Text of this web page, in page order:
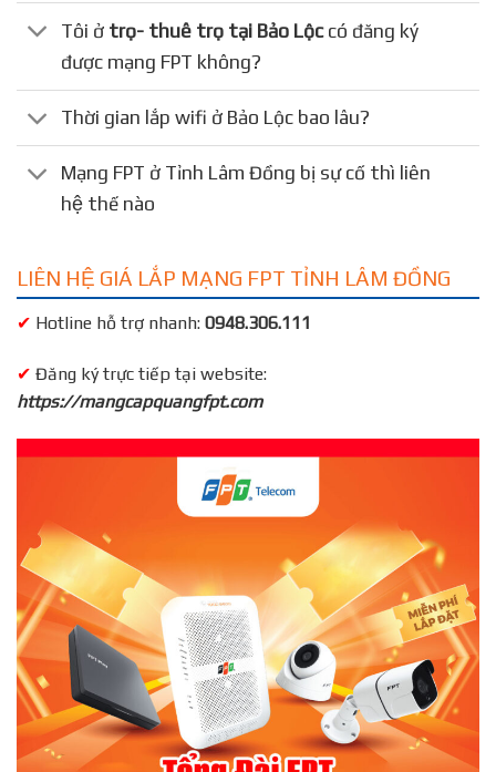
Tôi ở trọ- thuê trọ tại Bảo Lộccó đăng ký
được mạng FPT không?
Thời gian lắp wifi ở Bảo Lộc bao lâu?
Mạng FPT ở Tỉnh Lâm Đồng bị sự cố thì liên
hệ thế nào
LIÊN HỆ GIÁ LẮP MẠNG FPT TỈNH LÂM ĐỒNG
✔ Hotline hỗ trợ nhanh: 0948.306.111
✔ Đăng ký trực tiếp tại website:
https://mangcapquangfpt.com